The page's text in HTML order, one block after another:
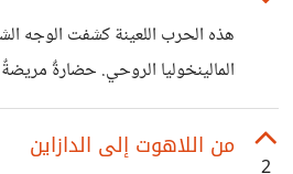
هذه الحرب اللعينة كشفت الوجه
المالينخوليا الروحي. حضارةٌ
وطأة كآبةٍ وجوديةٍ عميقة. حين
السلمية، وتعجز الإرادات عن
من اللاهوت إلى الدازاين